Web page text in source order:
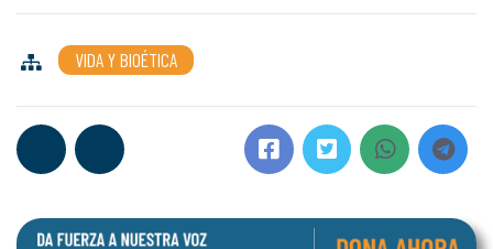
VIDA Y BIOÉTICA